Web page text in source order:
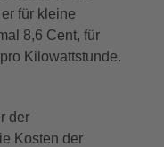
für kleine
8,6 Cent, für
Kilowattstunde.
der
Kosten der